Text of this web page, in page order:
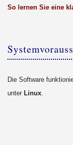
So lernen Sie eine
Die Software
unter Linux.